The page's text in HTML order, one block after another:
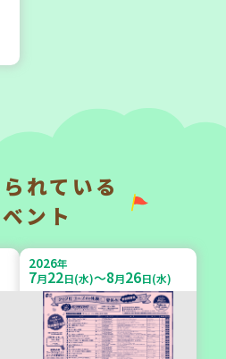
成講座
ボランティア
9月6日(日)
れている
ント
2026年
7月22日(水)～8月26日(水)